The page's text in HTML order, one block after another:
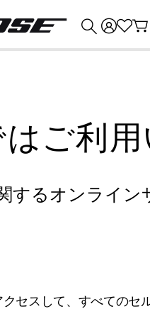
ご利
るオンライン
セスして、すべてのセ